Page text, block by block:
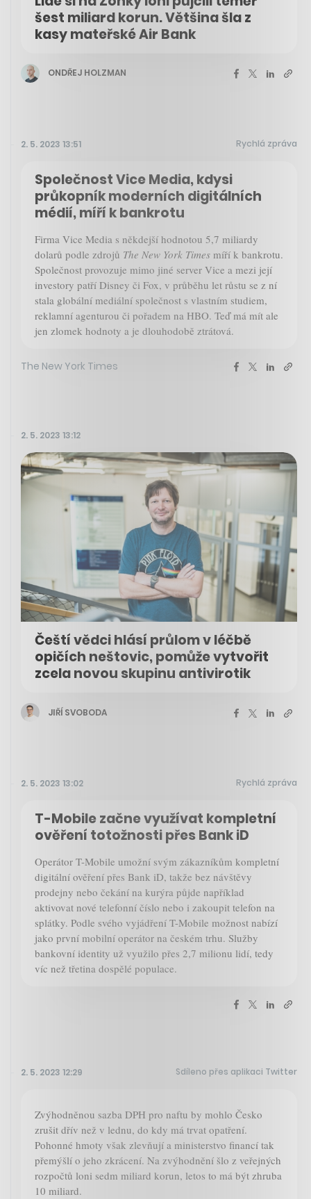
šest miliard korun. Většina šla z
kasy mateřské Air Bank
ONDŘEJ HOLZMAN
2. 5. 2023 13:51 Rychlá zpráva
Společnost Vice Media, kdysi
průkopník moderních digitálních
médií, míří k bankrotu
Firma Vice Media s někdejší hodnotou 5,7 miliardy
dolarů podle zdrojů The New York Times míří k bankrotu.
Společnost provozuje mimo jiné server Vice a mezi její
investory patří Disney či Fox, v průběhu let růstu se z ní
stala globální mediální společnost s vlastním studiem,
reklamní agenturou či pořadem na HBO. Teď má mít ale
jen zlomek hodnoty a je dlouhodobě ztrátová.
The New York Times
2. 5. 2023 13:12
Čeští vědci hlásí průlom v léčbě
opičích neštovic, pomůže vytvořit
zcela novou skupinu antivirotik
JIŘÍ SVOBODA
2. 5. 2023 13:02 Rychlá zpráva
T-Mobile začne využívat kompletní
ověření totožnosti přes Bank iD
Operátor T-Mobile umožní svým zákazníkům kompletní
digitální ověření přes Bank iD, takže bez návštěvy
prodejny nebo čekání na kurýra půjde například
aktivovat nové telefonní číslo nebo i zakoupit telefon na
splátky. Podle svého vyjádření T-Mobile možnost nabízí
jako první mobilní operátor na českém trhu. Služby
bankovní identity už využilo přes 2,7 milionu lidí, tedy
víc než třetina dospělé populace.
2. 5. 2023 12:29 Sdíleno přes aplikaci Twitter
Zvýhodněnou sazba DPH pro naftu by mohlo Česko
zrušit dřív než v lednu, do kdy má trvat opatření.
Pohonné hmoty však zlevňují a ministerstvo financí tak
přemýšlí o jeho zkrácení. Na zvýhodnění šlo z veřejných
rozpočtů loni sedm miliard korun, letos to má být zhruba
10 miliard.